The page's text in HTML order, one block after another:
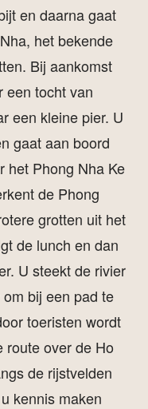
en daarna gaat
het bekende
Bij aankomst
een tocht van
een kleine pier. U
gaat aan boord
het Phong Nha Ke
de Phong
grotten uit het
de lunch en dan
U steekt de rivier
bij een pad te
toeristen wordt
route over de Ho
de rijstvelden
kennis maken